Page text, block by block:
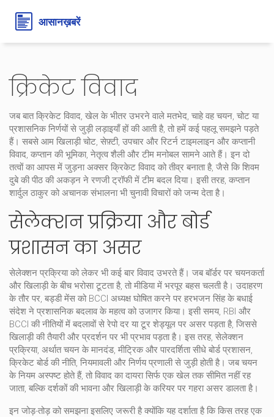
क्रिकेट विवाद
जब बातक्रिकेट विवाद, खेल के भीतर उभरने वाले मतभेद, चाहे वह चयन, चोट या
प्रशासनिक निर्णयों से जुड़ी लड़ाइयाँ होंकी आती है, तो हमें कई पहलू समझने पड़ते
हैं। सबसे आम खिलाड़ी चोट, सेफ़्टी, उपचार और रिटर्न टाइमलाइन और कप्तानी
विवाद, कप्तान की भूमिका, नेतृत्व शैली और टीम मनोबल सामने आते हैं। इन दो
तत्वों का आपस में जुड़ना अक्सर क्रिकेट विवाद को तीव्र बनाता है, जैसे कि शिवम
दुबे की पीठ की अकड़न ने रणजी ट्रॉफी में टीम बदल दिया। इसी तरह, कप्तान
शार्दुल ठाकुर को अचानक संभालना भी चुनावी विचारों को जन्म देता है।
सेलेक्शन प्रक्रिया और बोर्ड
प्रशासन का असर
सेलेक्शन प्रक्रिया को लेकर भी कई बार विवाद उभरते हैं। जब बॉर्डर पर चयनकर्ता
और खिलाड़ी के बीच भरोसा टूटता है, तो मीडिया में भरपूर बहस चलती है। उदाहरण
के तौर पर, बड्डी मेंस को BCCI अध्यक्ष घोषित करने पर हरभजन सिंह के बधाई
संदेश ने प्रशासनिक बदलाव के महत्व को उजागर किया। इसी समय, RBI और
BCCI की नीतियों में बदलावों से रेपो दर या टूर शेड्यूल पर असर पड़ता है, जिससे
खिलाड़ी की तैयारी और प्रदर्शन पर भी प्रभाव पड़ता है। इस तरह, सेलेक्शन
प्रक्रिया, अर्थात चयन के मानदंड, मीट्रिक और पारदर्शितासीधे बोर्ड प्रशासन,
क्रिकेट बोर्ड की नीति, नियमावली और निर्णय प्रणालीसे जुड़ी होती है। जब चयन
के नियम अस्पष्ट होते हैं, तो विवाद का दायरा सिर्फ एक खेल तक सीमित नहीं रह
जाता, बल्कि दर्शकों की भावना और खिलाड़ी के करियर पर गहरा असर डालता है।
इन जोड़-तोड़ को समझना इसलिए जरूरी है क्योंकि यह दर्शाता है कि किस तरह एक